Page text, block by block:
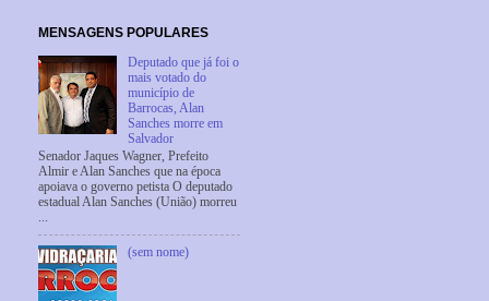
MENSAGENS POPULARES
Deputado que já foi o
mais votado do
município de
Barrocas, Alan
Sanches morre em
Salvador
Senador Jaques Wagner, Prefeito
Almir e Alan Sanches que na época
apoiava o governo petista O deputado
estadual Alan Sanches (União) morreu
...
(sem nome)